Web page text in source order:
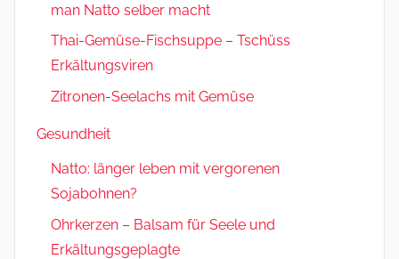
man Natto selber macht
Thai-Gemüse-Fischsuppe – Tschüss
Erkältungsviren
Zitronen-Seelachs mit Gemüse
Gesundheit
Natto: länger leben mit vergorenen
Sojabohnen?
Ohrkerzen – Balsam für Seele und
Erkältungsgeplagte